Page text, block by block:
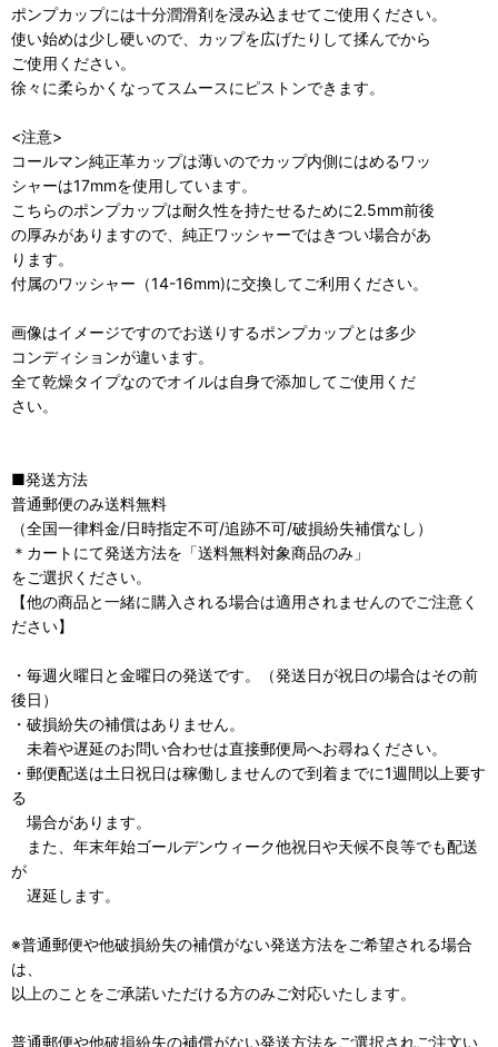
ポンプカップには十分潤滑剤を浸み込ませてご使用ください。
使い始めは少し硬いので、カップを広げたりして揉んでから
ご使用ください。
徐々に柔らかくなってスムースにピストンできます。
<注意>
コールマン純正革カップは薄いのでカップ内側にはめるワッ
シャーは17mmを使用しています。
こちらのポンプカップは耐久性を持たせるために2.5mm前後
の厚みがありますので、純正ワッシャーではきつい場合があ
ります。
付属のワッシャー（14-16mm)に交換してご利用ください。
画像はイメージですのでお送りするポンプカップとは多少
コンディションが違います。
全て乾燥タイプなのでオイルは自身で添加してご使用くだ
さい。
■発送方法
普通郵便のみ送料無料
（全国一律料金/日時指定不可/追跡不可/破損紛失補償なし）
＊カートにて発送方法を「送料無料対象商品のみ」
をご選択ください。
【他の商品と一緒に購入される場合は適用されませんのでご注意く
ださい】
・毎週火曜日と金曜日の発送です。（発送日が祝日の場合はその前
後日）
・破損紛失の補償はありません。
未着や遅延のお問い合わせは直接郵便局へお尋ねください。
・郵便配送は土日祝日は稼働しませんので到着までに1週間以上要す
る
場合があります。
また、年末年始ゴールデンウィーク他祝日や天候不良等でも配送
が
遅延します。
※普通郵便や他破損紛失の補償がない発送方法をご希望される場合
は、
以上のことをご承諾いただける方のみご対応いたします。
普通郵便や他破損紛失の補償がない発送方法をご選択されご注文い